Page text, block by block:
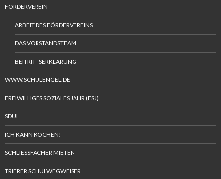
FÖRDERVEREIN
ARBEIT DES FÖRDERVEREINS
DAS VORSTANDSTEAM
BEITRITTSERKLÄRUNG
WWW.SCHULENGEL.DE
FREIWILLIGES SOZIALES JAHR (FSJ)
SDUI
ICH KANN KOCHEN!
SCHLIESSFÄCHER MIETEN
TRIERER SCHULWEGWEISER